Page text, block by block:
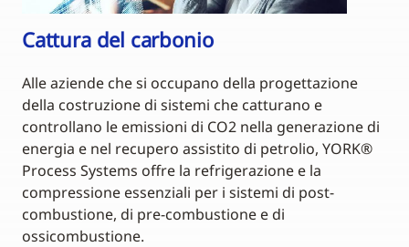
Cattura del carbonio
Alle aziende che si occupano della progettazione
della costruzione di sistemi che catturano e
controllano le emissioni di CO2 nella generazione di
energia e nel recupero assistito di petrolio, YORK®
Process Systems offre la refrigerazione e la
compressione essenziali per i sistemi di post-
combustione, di pre-combustione e di
ossicombustione.